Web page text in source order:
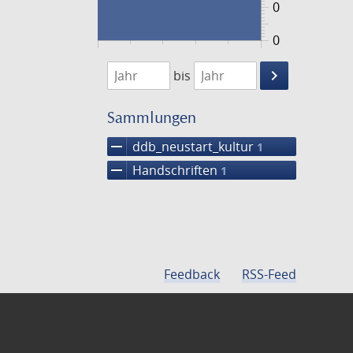
0
0
1474
1475
bis
keyboard_arrow_right
Suche
Sammlungen
remove ddb_neustart_kultur 1
remove Handschriften 1
Feedback RSS-Feed